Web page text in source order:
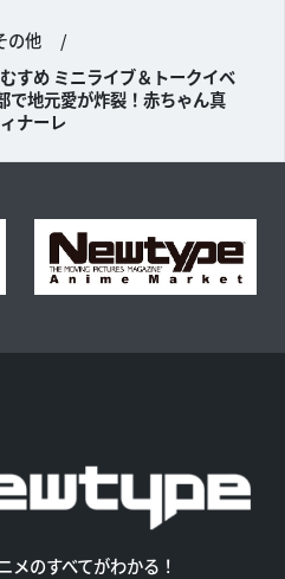
の他
/
すめ ミニライブ＆トークイベ
地元愛が炸裂！赤ちゃん真
ナーレ
メのすべてがわかる！